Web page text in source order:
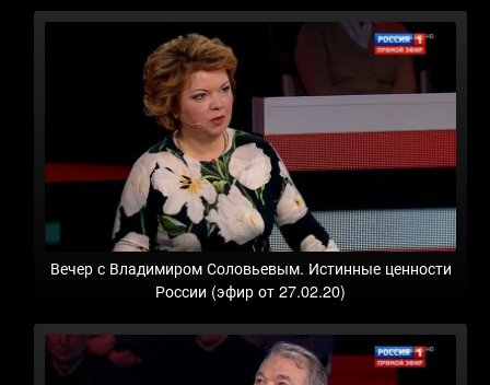
Вечер с Владимиром Соловьевым. Истинные ценности
России (эфир от 27.02.20)